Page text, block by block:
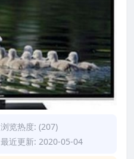
浏览热度: (207)
最近更新: 2020-05-04